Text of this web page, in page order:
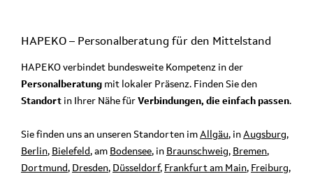
HAPEKO – Personalberatung für den Mittelstand
HAPEKO verbindet bundesweite Kompetenz in der
Personalberatung mit lokaler Präsenz. Finden Sie den
Standort in Ihrer Nähe für Verbindungen, die einfach passen.
Sie finden uns an unseren Standorten im Allgäu, in Augsburg,
Berlin, Bielefeld, am Bodensee, in Braunschweig, Bremen,
Dortmund, Dresden, Düsseldorf, Frankfurt am Main, Freiburg,